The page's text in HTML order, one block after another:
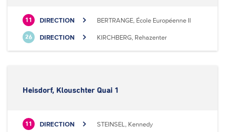
11 DIRECTION BERTRANGE, École Européenne II
26 DIRECTION KIRCHBERG, Rehazenter
Heisdorf, Klouschter Quai 1
11 DIRECTION STEINSEL, Kennedy